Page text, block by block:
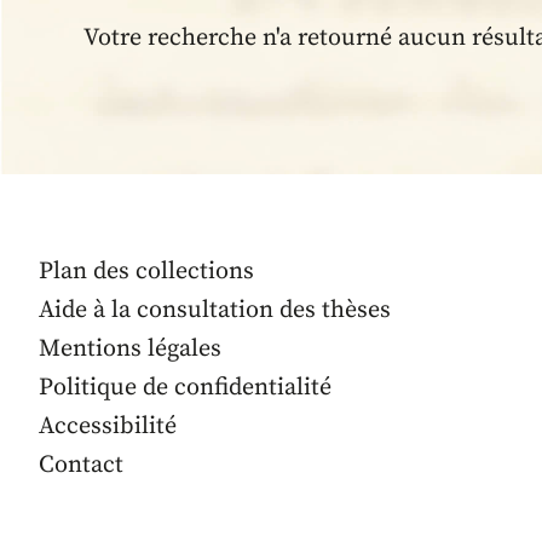
Votre recherche n'a retourné aucun
Plan des collections
Aide à la consultation des thèses
Mentions légales
Politique de confidentialité
Accessibilité
Contact